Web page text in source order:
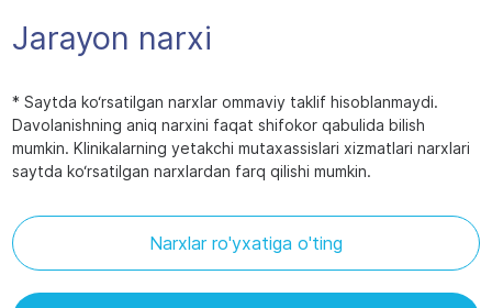
Jarayon narxi
* Saytda ko‘rsatilgan narxlar ommaviy taklif hisoblanmaydi.
Davolanishning aniq narxini faqat shifokor qabulida bilish
mumkin. Klinikalarning yetakchi mutaxassislari xizmatlari narxlari
saytda ko‘rsatilgan narxlardan farq qilishi mumkin.
Narxlar ro'yxatiga o'ting